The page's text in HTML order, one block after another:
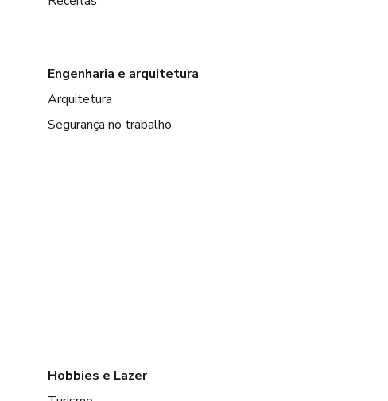
Engenharia e arquitetura
Arquitetura
Segurança no trabalho
Hobbies e Lazer